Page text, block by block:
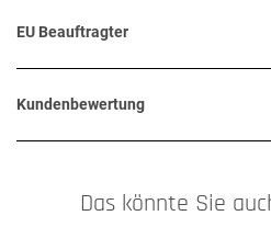
EU Beauftragter
Kundenbewertung
Das könnte Sie